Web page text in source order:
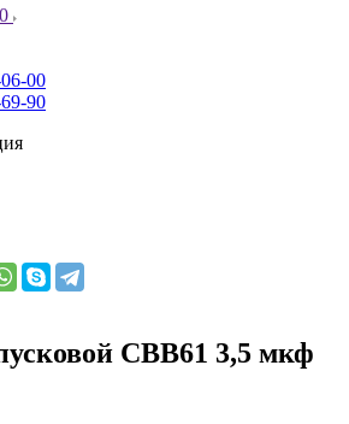
00
90
СВВ61 3,5 мкф